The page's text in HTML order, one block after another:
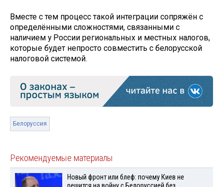
Вместе с тем процесс такой интеграции сопряжён с
определёнными сложностями, связанными с
наличием у России региональных и местных налогов,
которые будет непросто совместить с белорусской
налоговой системой.
Белоруссия
Рекомендуемые материалы
Новый фронт или блеф: почему Киев не